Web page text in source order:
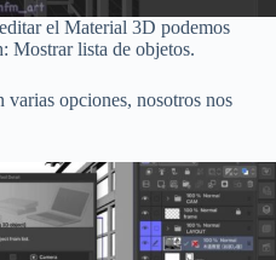
el Material 3D podemos
Mostrar lista de objetos.
varias opciones, nosotros nos